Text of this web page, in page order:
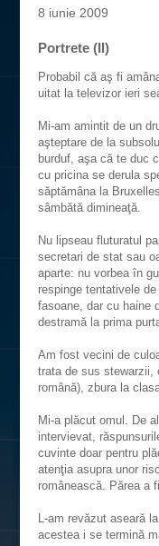
8 iunie 2009
Portrete (II)
Probabil că aş fi
uitat la televizor ieri
Mi-am amintit de un
aşteptare de la
burduf, aşa că te duc
cu pricina se derula
săptămâna la
sâmbătă dimineaţă.
Nu lipseau fluturatul
secretari de stat sau
aparte: nu vorbea în
respinge tentativele
fasoane, dar cu haine
destramă la prima
Am fost vecini de
trata de sus stewarzii,
română), zbura la
Mi-a plăcut omul. De
intervievat,
cuvinte doar pentru
atenţia asupra unor
românească. Părea a
L-am revăzut aseară
acestea i se termină